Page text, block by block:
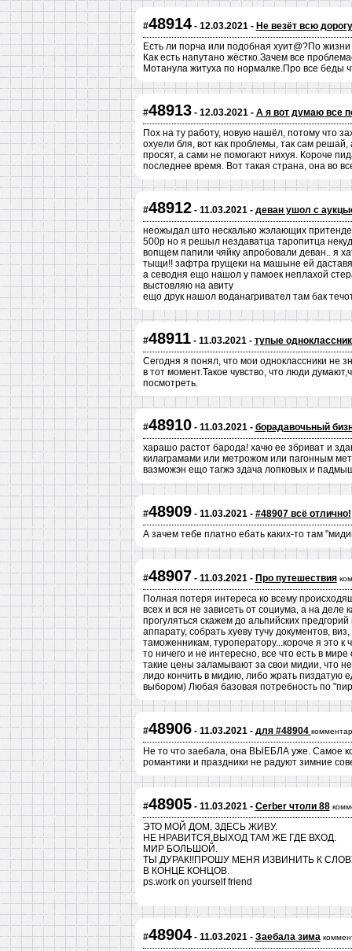
#48914- 12.03.2021 - Не везёт всю
Есть ли порча или подобная хуит@?По
Как есть напутано жёстко.Зачем все
Мотанула житуха по нормалке.Про все беды
#48913- 12.03.2021 - А я вот думаю все
Пох на ту работу, новую нашёл, потому что
охуели бля, вот как проблемы, так сам
просят, а сами не помогают нихуя. Короче
последнее время. Вот такая страна, она во
#48912- 11.03.2021 - деван ушол с
неожыдал што нескалько жэлающих
500р но я решыл нездаватца таропитца
вопщем папили чяйку апробовали деван.. я
тыщи!! зафтра грущеки на машыне ей
а севодня ещо нашол у памоек неплахой
выстовляю на авиту
ещо друк нашол воданагривател там бак
#48911- 11.03.2021 - тупые
Сегодня я понял, что мои одноклассники не
в тот момент.Такое чувство, что люди
посмотреть.
#48910- 11.03.2021 - борадавочьный
харашо растот барода! хачю ее збриват и
килаграмами или метрожом или пагонным
вазможэн ещо тагжэ здача лопковых и
#48909- 11.03.2021 - #48907 всё отлично!
А зачем тебе платно ебать каких-то там
#48907 - 11.03.2021 - Про путешествия
Полная потеря интереса ко всему
всех и вся не зависеть от социума, а на деле
прогуляться скажем до альпийских
аппарату, собрать хуеву тучу документов,
таможенникам, туроператору...короче я это
то ничего и не интересно, все что есть в
такие цены заламывают за свои мидии, что
лидо кончить в мидию, либо жрать пиздатую
выбором) Любая базовая потребность по
#48906- 11.03.2021 - для #48904
Не то что заебала, она ВЫЕБЛА уже. Самое
романтики и праздники не радуют зимние
#48905- 11.03.2021 - Cerber чтоли 88
ЭТО МОЙ ДОМ, ЗДЕСЬ ЖИВУ.
НЕ НРАВИТСЯ,ВЫХОД ТАМ ЖЕ ГДЕ ВХОД.
МИР БОЛЬШОЙ.
ТЫ ДУРАК!!ПРОШУ МЕНЯ ИЗВИНИТЬ К
В КОНЦЕ КОНЦОВ.
ps.work on yourself friend
#48904- 11.03.2021 - Заебала зима